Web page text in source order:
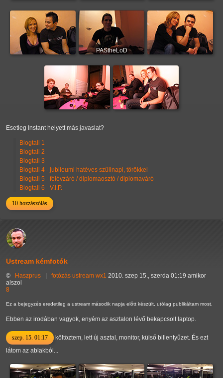
PAStheLoD
Esetleg Instant helyett más javaslat?
Blogtali 1
Blogtali 2
Blogtali 3
Blogtali 4 - jubileumi hatéves szülinapi, törökkel
Blogtali 5 - félévzáró / diplomaosztó / diplomaváró
Blogtali 6 - V.I.P.
10 hozzászólás
Ustream kémfotók
© Haszprus fotózás ustream wx1 2010. szep 15., szerda 01:19 amikor
alszol
8
Ez a bejegyzés eredetileg a ustream második napja előtt készült, utólag publikáltam most.
Ebben az irodában vagyok, enyém az asztalon lévő bekapcsolt laptop.
szep. 15. 01:17
költöztem, lett új asztal, monitor, külső billentyűzet. És ezt
látom az ablakból...